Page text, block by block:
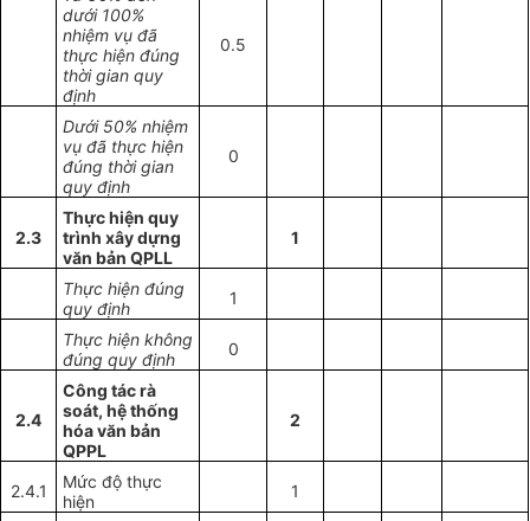
dưới 100%
nhiệm vụ đã
thực hiện đúng
thời gian quy
định
0.5
Dưới 50% nhiệm
vụ đã thực hiện
đúng thời gian
quy định
0
2.3
Thực hiện quy
trình xây dựng
văn bản QPLL
1
Thực hiện đúng
quy định
1
Thực hiện không
đúng quy định
0
2.4
Công tác rà
soát, hệ thống
hóa văn bản
QPPL
2
2.4.1
Mức độ thực
hiện
1